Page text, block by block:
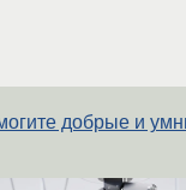
добрые и